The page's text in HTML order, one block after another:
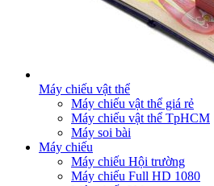
Máy chiếu vật thể
Máy chiếu vật thể giá rẻ
Máy chiếu vật thể TpHCM
Máy soi bài
Máy chiếu
Máy chiếu Hội trường
Máy chiếu Full HD 1080